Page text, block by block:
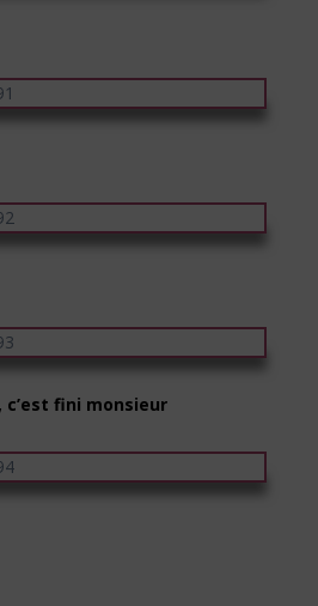
c’est fini monsieur